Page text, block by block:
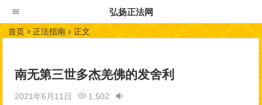
弘扬正法网
首页 正法指南 正文
南无第三世多杰羌佛的发舍利
2021年6月11日 1,502